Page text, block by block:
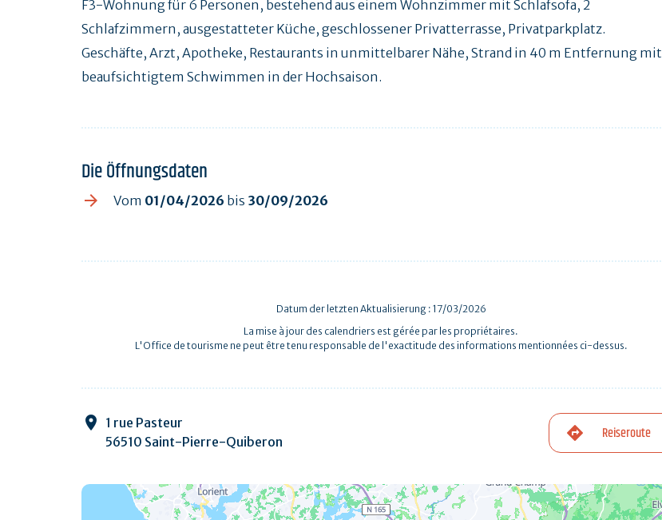
F3-Wohnung für 6 Personen, bestehend aus einem Wohnzimmer mit Schlafsofa, 2
Schlafzimmern, ausgestatteter Küche, geschlossener Privatterrasse, Privatparkplatz.
Geschäfte, Arzt, Apotheke, Restaurants in unmittelbarer Nähe, Strand in 40 m Entfernung mit
beaufsichtigtem Schwimmen in der Hochsaison.
Die Öffnungsdaten
Vom 01/04/2026 bis 30/09/2026
Datum der letzten Aktualisierung : 17/03/2026
La mise à jour des calendriers est gérée par les propriétaires.
L'Office de tourisme ne peut être tenu responsable de l'exactitude des informations mentionnées ci-dessus.
1 rue Pasteur
56510 Saint-Pierre-Quiberon
Reiseroute